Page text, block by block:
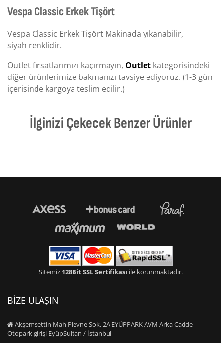
Vespa Classic Erkek Tişört
Vespa Classic Erkek Tişört Makinada yıkanabilir,
siyah renklidir.
Outlet fırsatlarımızı kaçırmayın, Outlet kategorisindeki
diğer ürünlerimize bakmanızı tavsiye ediyoruz. (1-3 gün
içerisinde kargoya teslim edilir.)
İlginizi Çekecek Benzer Ürünler
Sitemiz 128Bit SSL Sertifikası ile korunmaktadır.
BİZE ULAŞIN
Akşemsettin Mah Plevne Sok. 2A EYÜPPARK AVM Arka Cadde
Otopark girişi EyüpSultan / İstanbul